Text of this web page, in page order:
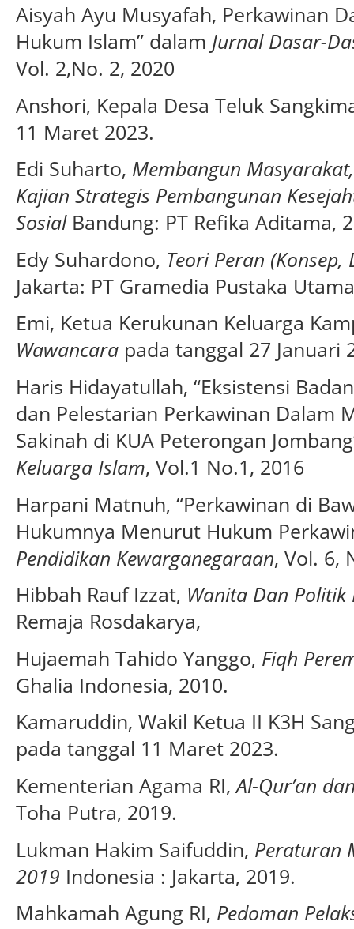
Aisyah Ayu Musyafah, Perkawinan
Hukum Islam” dalam Jurnal Dasar-
Vol. 2,No. 2, 2020
Anshori, Kepala Desa Teluk
11 Maret 2023.
Edi Suharto, Membangun
Kajian Strategis Pembangunan
Sosial Bandung: PT Refika Aditama,
Edy Suhardono, Teori Peran
Jakarta: PT Gramedia Pustaka
Emi, Ketua Kerukunan Keluarga
Wawancara pada tanggal 27 Januari
Haris Hidayatullah, “Eksistensi
dan Pelestarian Perkawinan Dalam
Sakinah di KUA Peterongan
Keluarga Islam, Vol.1 No.1, 2016
Harpani Matnuh, “Perkawinan di
Hukumnya Menurut Hukum
Pendidikan Kewarganegaraan, Vol. 6,
Hibbah Rauf Izzat, Wanita Dan
Remaja Rosdakarya,
Hujaemah Tahido Yanggo, Fiqh
Ghalia Indonesia, 2010.
Kamaruddin, Wakil Ketua II K3H
pada tanggal 11 Maret 2023.
Kementerian Agama RI,Al-Qur’an
Toha Putra, 2019.
Lukman Hakim Saifuddin, Peraturan
2019 Indonesia : Jakarta, 2019.
Mahkamah Agung RI, Pedoman